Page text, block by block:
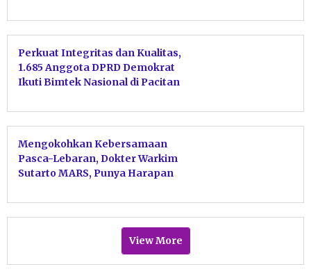
Perkuat Integritas dan Kualitas,
1.685 Anggota DPRD Demokrat
Ikuti Bimtek Nasional di Pacitan
Mengokohkan Kebersamaan
Pasca-Lebaran, Dokter Warkim
Sutarto MARS, Punya Harapan
Kebersamaan dan
Kebermanfaatan Partai
View More